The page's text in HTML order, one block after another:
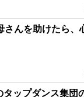
んを助けたら
ップダンス集団